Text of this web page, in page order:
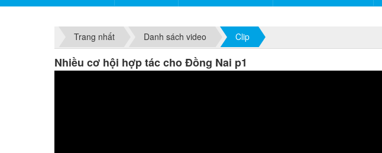
Trang nhất
Danh sách video Clip
Nhiều cơ hội hợp tác cho Đồng Nai p1